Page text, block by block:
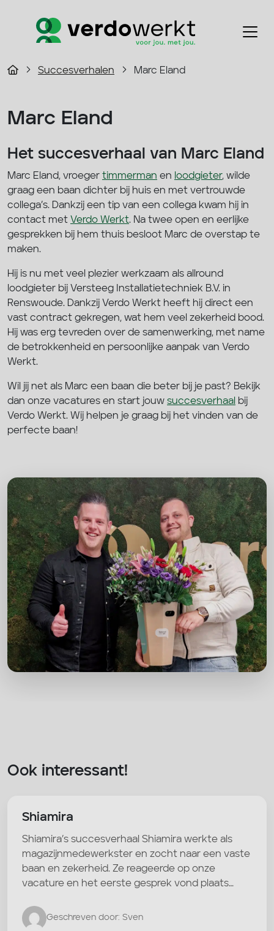
Succesverhalen Marc Eland
Marc Eland
Het succesverhaal van Marc Eland
Marc Eland, vroeger timmerman en loodgieter, wilde
graag een baan dichter bij huis en met vertrouwde
collega’s. Dankzij een tip van een collega kwam hij in
contact met Verdo Werkt. Na twee open en eerlijke
gesprekken bij hem thuis besloot Marc de overstap te
maken.
Hij is nu met veel plezier werkzaam als allround
loodgieter bij Versteeg Installatietechniek B.V. in
Renswoude. Dankzij Verdo Werkt heeft hij direct een
vast contract gekregen, wat hem veel zekerheid bood.
Hij was erg tevreden over de samenwerking, met name
de betrokkenheid en persoonlijke aanpak van Verdo
Werkt.
Wil jij net als Marc een baan die beter bij je past? Bekijk
dan onze vacatures en start jouw succesverhaal bij
Verdo Werkt. Wij helpen je graag bij het vinden van de
perfecte baan!
Ook interessant!
Shiamira
Shiamira’s succesverhaal Shiamira werkte als
magazijnmedewerkster en zocht naar een vaste
baan en zekerheid. Ze reageerde op onze
vacature en het eerste gesprek vond plaats…
Geschreven door: Sven